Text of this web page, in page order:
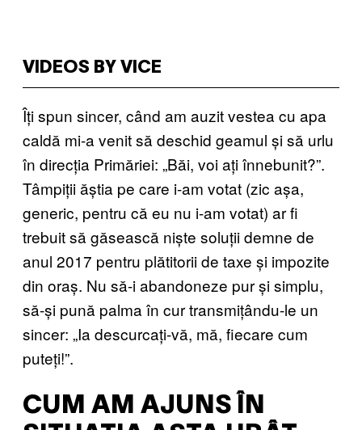
VIDEOS BY VICE
Îți spun sincer, când am auzit vestea cu apa
caldă mi-a venit să deschid geamul și să urlu
în direcția Primăriei: „Băi, voi ați înnebunit?”.
Tâmpiții ăștia pe care i-am votat (zic așa,
generic, pentru că eu nu i-am votat) ar fi
trebuit să găsească niște soluții demne de
anul 2017 pentru plătitorii de taxe și impozite
din oraș. Nu să-i abandoneze pur și simplu,
să-și pună palma în cur transmițându-le un
sincer: „Ia descurcați-vă, mă, fiecare cum
puteți!”.
CUM AM AJUNS ÎN